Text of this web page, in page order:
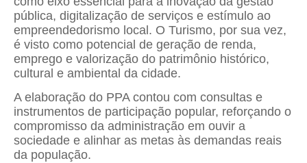
pública, digitalização de serviços e estímulo ao
empreendedorismo local. O Turismo, por sua vez,
é visto como potencial de geração de renda,
emprego e valorização do patrimônio histórico,
cultural e ambiental da cidade.
A elaboração do PPA contou com consultas e
instrumentos de participação popular, reforçando o
compromisso da administração em ouvir a
sociedade e alinhar as metas às demandas reais
da população.